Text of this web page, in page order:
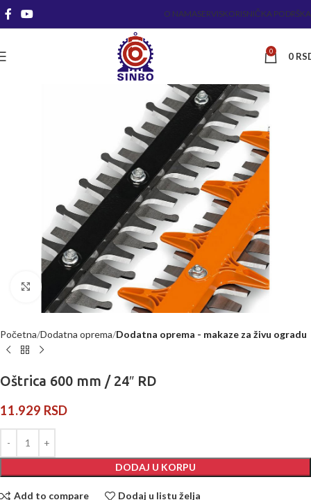
O NAMASERVISKORISNIČKA PODRŠKA
0 0
Kliknite za uvećanje
Početna Dodatna oprema Dodatna oprema - makaze za živu ogradu
Oštrica 600 mm / 24″ RD
11.929 RSD
DODAJ U KORPU
Add to compare Dodaj u listu želja